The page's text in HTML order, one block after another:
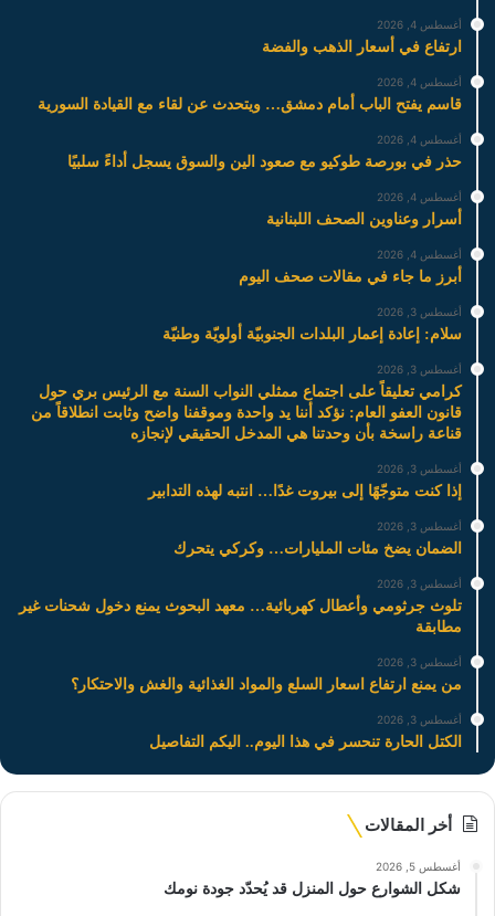
أغسطس 4, 2026
ارتفاع في أسعار الذهب والفضة
أغسطس 4, 2026
قاسم يفتح الباب أمام دمشق… ويتحدث عن لقاء مع القيادة السورية
أغسطس 4, 2026
حذر في بورصة طوكيو مع صعود الين والسوق يسجل أداءً سلبيًا
أغسطس 4, 2026
أسرار وعناوين الصحف اللبنانية
أغسطس 4, 2026
أبرز ما جاء في مقالات صحف اليوم
أغسطس 3, 2026
سلام: إعادة إعمار البلدات الجنوبيّة أولويّة وطنيّة
أغسطس 3, 2026
كرامي تعليقاً على اجتماع ممثلي النواب السنة مع الرئيس بري حول
قانون العفو العام: نؤكد أننا يد واحدة وموقفنا واضح وثابت انطلاقاً من
قناعة راسخة بأن وحدتنا هي المدخل الحقيقي لإنجازه
أغسطس 3, 2026
إذا كنت متوجّهًا إلى بيروت غدًا… انتبه لهذه التدابير
أغسطس 3, 2026
الضمان يضخ مئات المليارات… وكركي يتحرك
أغسطس 3, 2026
تلوث جرثومي وأعطال كهربائية… معهد البحوث يمنع دخول شحنات غير
مطابقة
أغسطس 3, 2026
من يمنع ارتفاع اسعار السلع والمواد الغذائية والغش والاحتكار؟
أغسطس 3, 2026
الكتل الحارة تنحسر في هذا اليوم.. اليكم التفاصيل
أخر المقالات
أغسطس 5, 2026
شكل الشوارع حول المنزل قد يُحدّد جودة نومك